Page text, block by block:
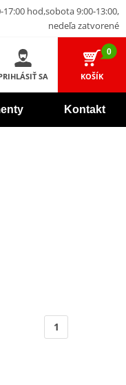
hod,sobota 9:00-13:00,
nedeľa zatvorené
SA
0
KOŠÍK
Kontakt
1